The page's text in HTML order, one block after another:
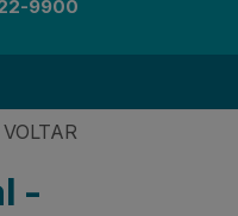
9900
VOLTAR
-